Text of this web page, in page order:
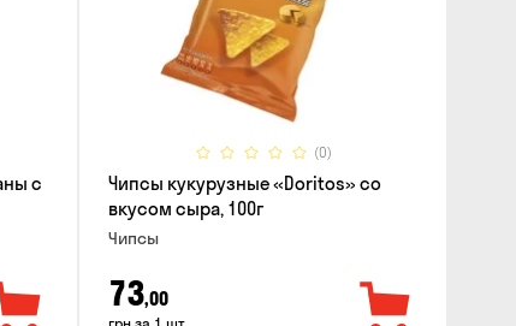
с
(0)
Чипсы кукурузные «Doritos» со
вкусом сыра, 100г
Чипсы
73,00